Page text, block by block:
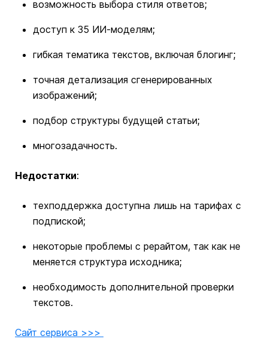
возможность выбора стиля ответов;
доступ к 35 ИИ-моделям;
гибкая тематика текстов, включая блогинг;
точная детализация сгенерированных
изображений;
подбор структуры будущей статьи;
многозадачность.
Недостатки:
техподдержка доступна лишь на тарифах с
подпиской;
некоторые проблемы с рерайтом, так как не
меняется структура исходника;
необходимость дополнительной проверки
текстов.
Сайт сервиса >>>